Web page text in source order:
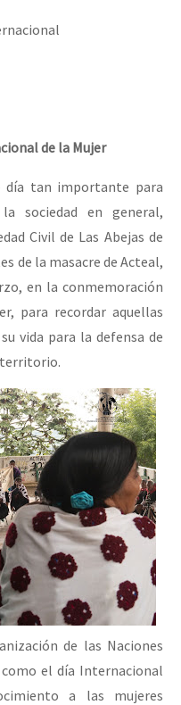
de la Mujer
día tan importante para
sociedad en general,
Civil de Las Abejas de
de la masacre de Acteal,
en la conmemoración
para recordar aquellas
vida para la defensa de
territorio.
de las Naciones
el día Internacional
a las mujeres